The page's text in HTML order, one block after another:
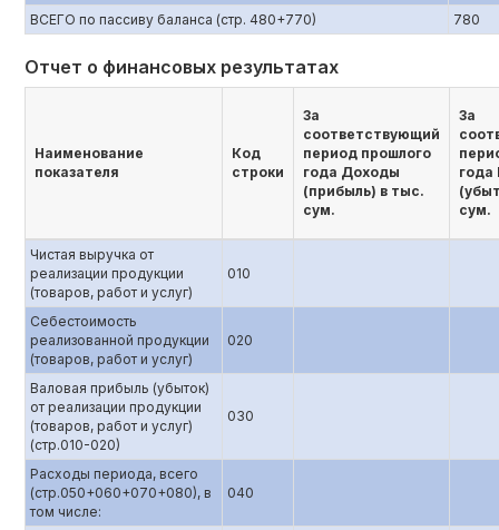
ВСЕГО по пассиву баланса (стр. 480+770)
780
Отчет о финансовых результатах
Наименование
показателя
Код
строки
За
соответствующий
период прошлого
года Доходы
(прибыль) в тыс.
сум.
За
года
сум.
Чистая выручка от
реализации продукции
(товаров, работ и услуг)
010
Себестоимость
реализованной продукции
(товаров, работ и услуг)
020
Валовая прибыль (убыток)
от реализации продукции
(товаров, работ и услуг)
(стр.010-020)
030
Расходы периода, всего
(стр.050+060+070+080), в
том числе:
040